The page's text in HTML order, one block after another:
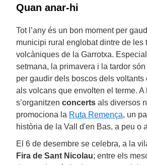
Quan anar-hi
Tot l’any és un bon moment per
municipi rural englobat dintre de les
volcàniques de la Garrotxa.
setmana, la primavera i la tardor
per gaudir dels boscos dels voltants
als volcans que envolten el terme. A
s’organitzen concerts als diversos
promociona la Ruta Remença, un
història de la Vall d'en Bas, a peu o
El 6 de desembre se celebra, a la
Fira de Sant Nicolau; entre els